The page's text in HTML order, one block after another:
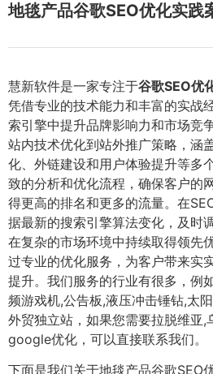
地毯产品谷歌SEO优化实践
慧新软件是一家专注于谷歌SEO优
凭借专业的技术能力和丰富的实战
索引擎中提升品牌影响力和市场竞
站内技术优化到站外推广策略，涵
化、外链建设和用户体验提升等多
致的分析和优化流程，确保客户的
得更高的排名和更多的流量。在
据最新的搜索引擎算法变化，及时
在复杂的市场环境中持续取得领先
过专业的优化服务，为客户带来实
提升。我们服务的行业有很多，例
频游戏机,公告板,液压冲击锤钻,太
外贸独立站，如果您需要拉脱维亚,
google优化，可以直接联系我们。
下面是我们关于地毯产品谷歌SEO